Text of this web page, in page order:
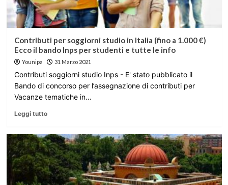
Contributi per soggiorni studio in Italia (fino a 1.000 €)
Ecco il bando Inps per studenti e tutte le info
Younipa 31 Marzo 2021
Contributi soggiorni studio Inps - E' stato pubblicato il
Bando di concorso per l’assegnazione di contributi per
Vacanze tematiche in...
Leggi tutto